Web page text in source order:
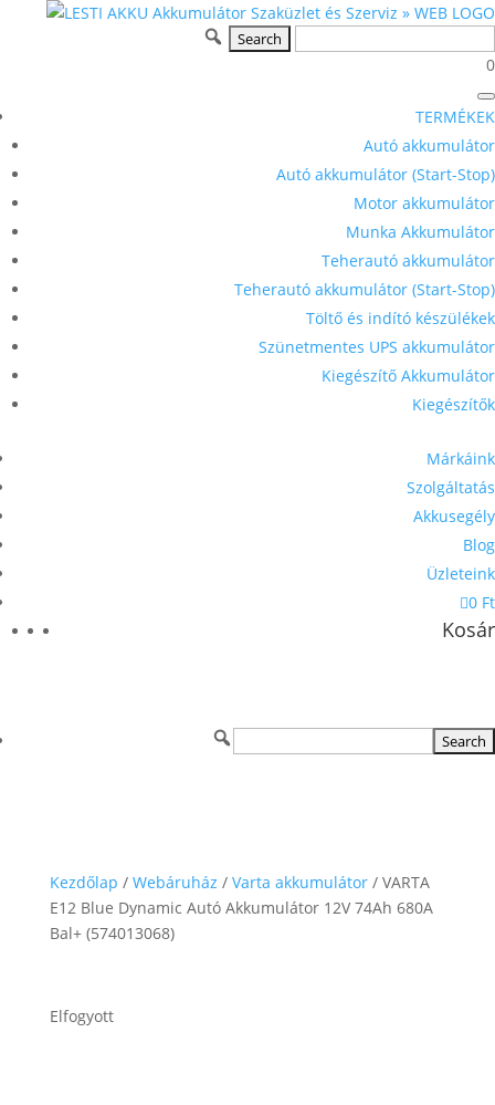
0
TERMÉKEK
Autó akkumulátor
Autó akkumulátor (Start-Stop)
Motor akkumulátor
Munka Akkumulátor
Teherautó akkumulátor
Teherautó akkumulátor (Start-Stop)
Töltő és indító készülékek
Szünetmentes UPS akkumulátor
Kiegészítő Akkumulátor
Kiegészítők
Márkáink
Szolgáltatás
Akkusegély
Blog
Üzleteink
0 Ft
Kosár
Kezdőlap / Webáruház / Varta akkumulátor/ VARTA
E12 Blue Dynamic Autó Akkumulátor 12V 74Ah 680A
Bal+ (574013068)
Elfogyott